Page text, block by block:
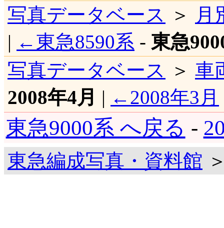
写真データベース
＞
月
| ←東急8590系 - 東急
写真データベース
＞ 車
2008年4月 | ←2008年3月
東急9000系 へ戻る -
東急編成写真・資料館